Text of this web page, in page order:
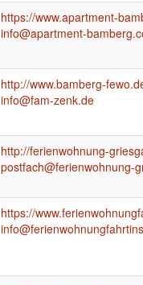
https://www.apartment-
info@apartment-
http://www.bamberg-
info@fam-zenk.de
http://ferienwohnung-
postfach@ferienwohnung-
https://